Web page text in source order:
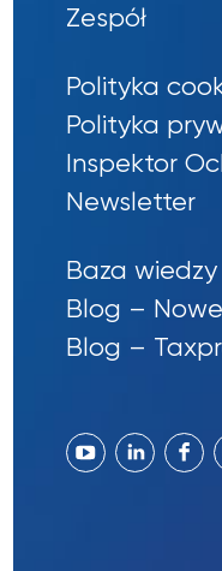
Zespół
Polityka
Polityka
Inspektor
Newsletter
Baza wiedzy
Blog –
Blog –